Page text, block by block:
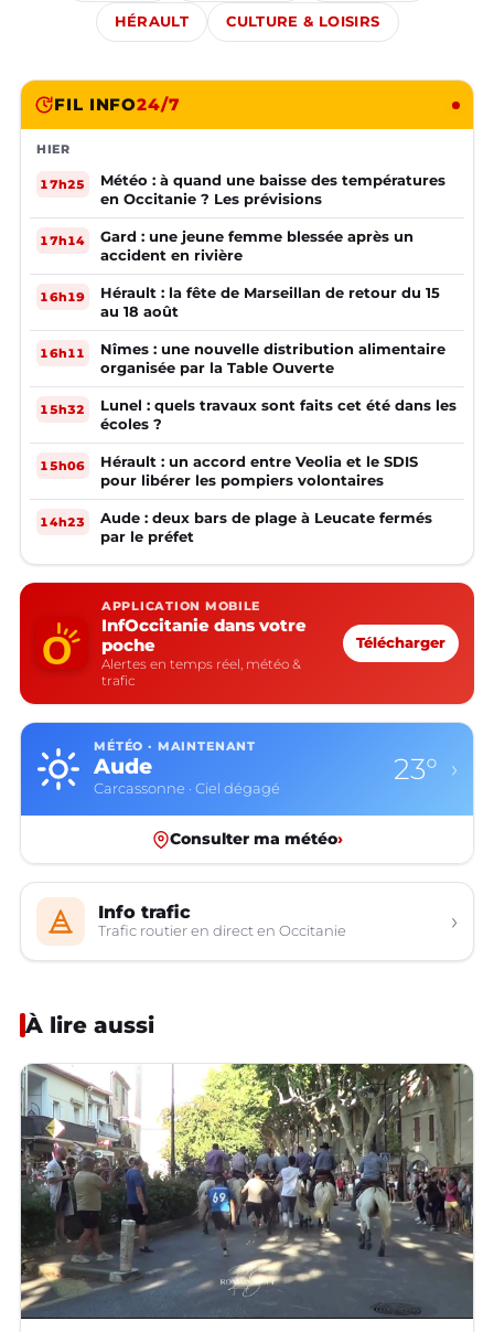
HÉRAULT CULTURE & LOISIRS
FIL INFO24/7
HIER
17h25
Météo : à quand une baisse des températures
en Occitanie ? Les prévisions
17h14
Gard : une jeune femme blessée après un
accident en rivière
16h19
Hérault : la fête de Marseillan de retour du 15
au 18 août
16h11
Nîmes : une nouvelle distribution alimentaire
organisée par la Table Ouverte
15h32
Lunel : quels travaux sont faits cet été dans les
écoles ?
15h06
Hérault : un accord entre Veolia et le SDIS
pour libérer les pompiers volontaires
14h23
Aude : deux bars de plage à Leucate fermés
par le préfet
APPLICATION MOBILE
InfOccitanie dans votre
poche
Alertes en temps réel, météo &
trafic
Télécharger
MÉTÉO · MAINTENANT
Aude
Carcassonne · Ciel dégagé
23° ›
Consulter ma météo›
Info trafic
Trafic routier en direct en Occitanie ›
À lire aussi